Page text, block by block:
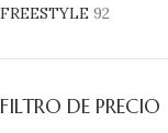
FREESTYLE 92
FILTRO DE PRECIO